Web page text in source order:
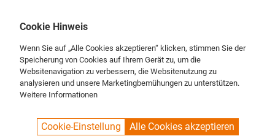
SPUELBOY.DE SHOP NU ON TOUR® ACCESORIES
Cookie Hinweis
Wenn Sie auf „Alle Cookies akzeptieren“ klicken, stimmen Sie der
Speicherung von Cookies auf Ihrem Gerät zu, um die
Websitenavigation zu verbessern, die Websitenutzung zu
analysieren und unsere Marketingbemühungen zu unterstützen.
Weitere Informationen
Cookie-Einstellung Alle Cookies akzeptieren